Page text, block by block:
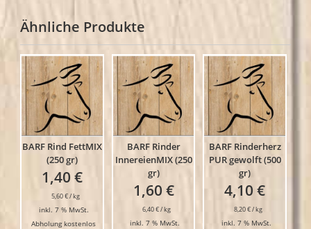
Ähnliche Produkte
BARF Rind FettMIX
(250 gr)
1,40€
5,60€/kg
inkl. 7 % MwSt.
Abholung kostenlos
BARF Rinder
InnereienMIX (250
gr)
1,60 €
6,40€/kg
inkl. 7 % MwSt.
BARF Rinderherz
PUR gewolft (500
gr)
4,10€
8,20€/kg
inkl. 7 % MwSt.